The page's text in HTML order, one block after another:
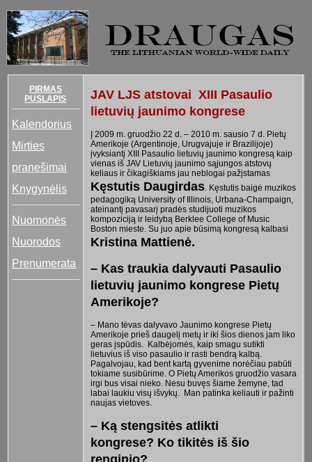
PIRMAS
PUSLAPIS
Kalendorius
Mirties
pranešimai
Knygynėlis
Nuomonės
Nuorodos
Prenumerata
JAV LJS atstovai XIII Pasaulio
lietuvių jaunimo kongrese
Į 2009 m. gruodžio 22 d. – 2010 m. sausio 7 d. Pietų
Amerikoje (Argentinoje, Urugvajuje ir Brazilijoje)
įvyksiantį XIII Pasaulio lietuvių jaunimo kongresą kaip
vienas iš JAV Lietuvių jaunimo sąjungos atstovų
keliaus ir čikagiškiams jau neblogai pažįstamas
Kęstutis Daugirdas. Kęstutis baigė muzikos
pedagogiką University of Illinois, Urbana-Champaign,
ateinantį pavasarį pradės studijuoti muzikos
kompoziciją ir leidybą Berklee College of Music
Boston mieste. Su juo apie būsimą kongresą kalbasi
Kristina Mattienė.
– Kas traukia dalyvauti Pasaulio
lietuvių jaunimo kongrese Pietų
Amerikoje?
– Mano tėvas dalyvavo Jaunimo kongrese Pietų
Amerikoje prieš daugelį metų ir iki šios dienos jam liko
geras įspūdis. Kalbėjomės, kaip smagu sutikti
lietuvius iš viso pasaulio ir rasti bendrą kalbą.
Pagalvojau, kad bent kartą gyvenime norėčiau pabūti
tokiame susibūrime. O Pietų Amerikos gruodžio vasara
irgi bus visai nieko. Nesu buvęs šiame žemyne, tad
labai laukiu visų išvykų. Man patinka keliauti ir pažinti
naujas vietoves.
– Ką stengsitės atlikti
kongrese? Ko tikitės iš šio
renginio?